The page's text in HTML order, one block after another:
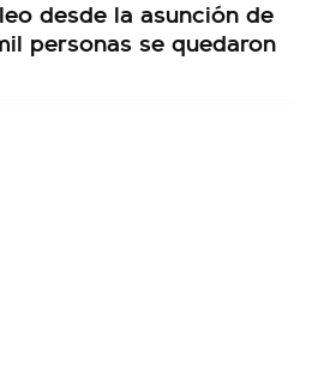
desde la asunción de
personas se quedaron